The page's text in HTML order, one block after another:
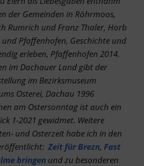
der Gemeinden in Röhrmoos,
Rumrich und Franz Thaler, Horb
Pfaffenhofen, Geschichte und
erleben, Pfaffenhofen 2014.
im Dachauer Land gibt der
im Bezirksmuseum
Osterei, Dachau 1996
am Ostersonntag ist auch ein
1-2021 gewidmet. Weitere
und Osterzeit habe ich in den
Zeit für Brezn, Fast
bringen und zu besonderen